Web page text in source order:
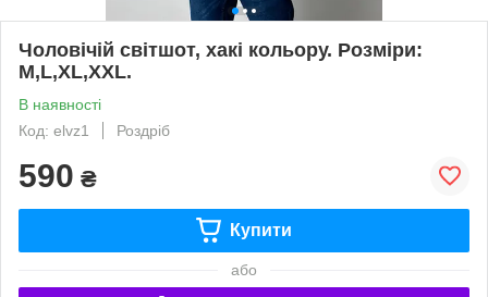
Чоловічій світшот, хакі кольору. Розміри:
M,L,XL,XXL.
В наявності
Код: elvz1
Роздріб
590 ₴
Купити
або